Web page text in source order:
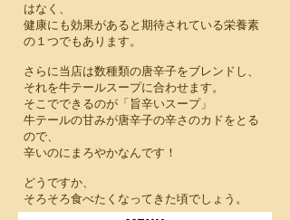
はなく、
​健康にも効果があると期待されている栄養素
の１つでもあります。
さらに当店は数種類の唐辛子をブレンドし、
それを牛テールスープに合わせます。
そこでできるのが「旨辛いスープ」
牛テールの甘みが唐辛子の辛さのカドをとる
ので、
辛いのにまろやかなんです！
どうですか、
​そろそろ食べたくなってきた頃でしょう。